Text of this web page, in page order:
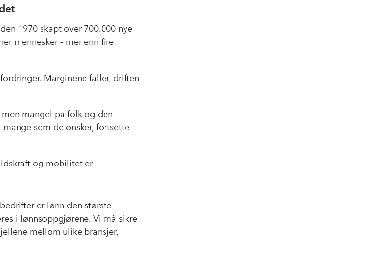
1970 skapt over 700.000 nye
mennesker – mer enn fire
Marginene faller, driften
mangel på folk og den
som de ønsker, fortsette
og mobilitet er
er lønn den største
i lønnsoppgjørene. Vi må sikre
mellom ulike bransjer,